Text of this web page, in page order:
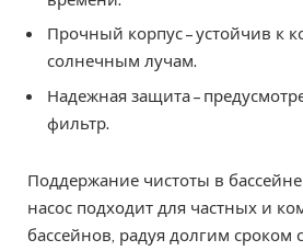
Прочный корпус – устойчив к
солнечным лучам.
Надежная защита –
фильтр.
Поддержание чистоты в
насос подходит для частных и
бассейнов, радуя долгим сроком